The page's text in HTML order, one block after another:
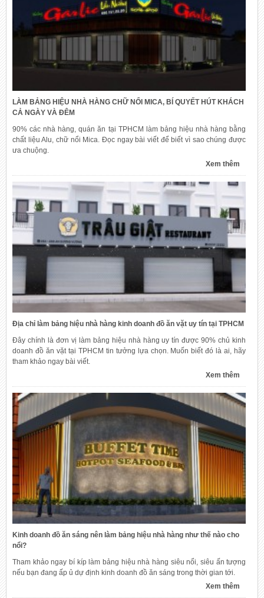
LÀM BẢNG HIỆU NHÀ HÀNG CHỮ NỔI MICA, BÍ QUYẾT HÚT KHÁCH
CẢ NGÀY VÀ ĐÊM
90% các nhà hàng, quán ăn tại TPHCM làm bảng hiệu nhà hàng bằng
chất liệu Alu, chữ nổi Mica. Đọc ngay bài viết để biết vì sao chúng được
ưa chuộng.
Xem thêm
Địa chỉ làm bảng hiệu nhà hàng kinh doanh đồ ăn vặt uy tín tại TPHCM
Đây chính là đơn vị làm bảng hiệu nhà hàng uy tín được 90% chủ kinh
doanh đồ ăn vặt tại TPHCM tin tưởng lựa chọn. Muốn biết đó là ai, hãy
tham khảo ngay bài viết.
Xem thêm
Kinh doanh đồ ăn sáng nên làm bảng hiệu nhà hàng như thế nào cho
nổi?
Tham khảo ngay bí kíp làm bảng hiệu nhà hàng siêu nổi, siêu ấn tượng
nếu bạn đang ấp ủ dự định kinh doanh đồ ăn sáng trong thời gian tới.
Xem thêm